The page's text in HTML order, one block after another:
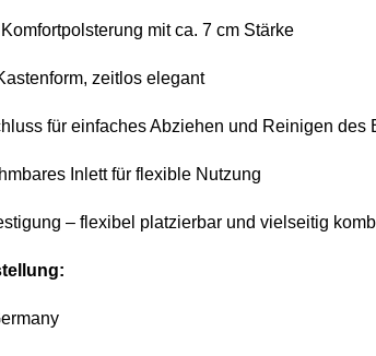
mit ca. 7 cm Stärke
zeitlos elegant
für einfaches Abziehen und Reinigen des
Inlett für flexible Nutzung
– flexibel platzierbar und vielseitig